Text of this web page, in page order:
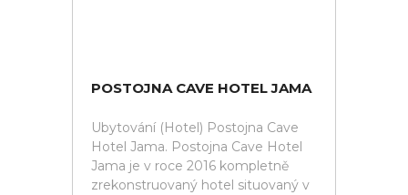
POSTOJNA CAVE HOTEL JAMA
Ubytování (Hotel) Postojna Cave
Hotel Jama. Postojna Cave Hotel
Jama je v roce 2016 kompletně
zrekonstruovaný hotel situovaný v